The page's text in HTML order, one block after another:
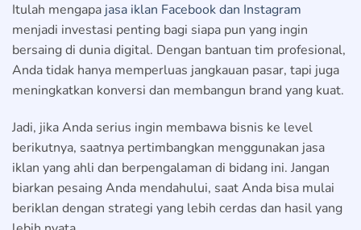
Itulah mengapa jasa iklan Facebook dan Instagram
menjadi investasi penting bagi siapa pun yang ingin
bersaing di dunia digital. Dengan bantuan tim profesional,
Anda tidak hanya memperluas jangkauan pasar, tapi juga
meningkatkan konversi dan membangun brand yang kuat.
Jadi, jika Anda serius ingin membawa bisnis ke level
berikutnya, saatnya pertimbangkan menggunakan jasa
iklan yang ahli dan berpengalaman di bidang ini. Jangan
biarkan pesaing Anda mendahului, saat Anda bisa mulai
beriklan dengan strategi yang lebih cerdas dan hasil yang